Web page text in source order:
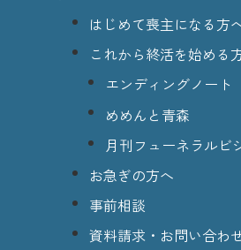
はじめて喪主になる方
これから終活を始める
エンディングノート
めめんと青森
月刊フューネラルビ
お急ぎの方へ
事前相談
資料請求・お問い合わ